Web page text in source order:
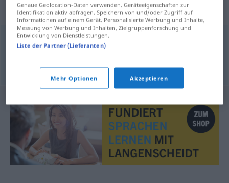
Beispielsätze für "aanbinden"
dekatdebelaanbinden
Genaue Geolocation-Daten verwenden. Geräteeigenschaften zur
Identifikation aktiv abfragen. Speichern von und/oder Zugriff auf
Informationen auf einem Gerät. Personalisierte Werbung und Inhalte,
Messung von Werbung und Inhalten, Zielgruppenforschung und
Entwicklung von Dienstleistungen.
Liste der Partner (Lieferanten)
Mehr Optionen Akzeptieren